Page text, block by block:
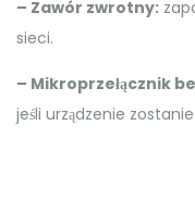
– Zawór zwrotny:
sieci.
– Mikroprzełącznik
jeśli urządzenie